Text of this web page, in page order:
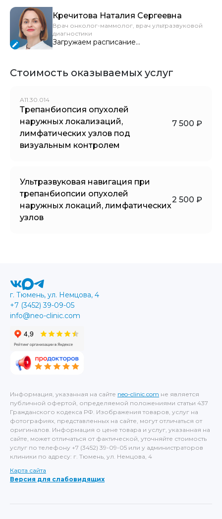
Кречитова Наталия Сергеевна
Врач онколог-маммолог, врач ультразвуковой
диагностики
Загружаем расписание...
Стоимость оказываемых услуг
A11.30.014
Трепанбиопсия опухолей
наружных локализаций,
лимфатических узлов под
визуальным контролем
7 500 ₽
Ультразвуковая навигация при
трепанбиопсии опухолей
наружных локаций, лимфатических
узлов
2 500 ₽
Информация, указанная на сайте neo-clinic.com не является
публичной офертой, определяемой положениями статьи 437
Гражданского кодекса РФ. Изображения товаров, услуг на
фотографиях, представленных на сайте, могут отличаться от
оригиналов. Информация о цене товара и услуг, указанная на
сайте, может отличаться от фактической, уточняйте стоимость
услуг по телефону +7 (3452) 39-09-05 или у администраторов
клиники по адресу: г. Тюмень, ул. Немцова, 4
Карта сайта
Версия для слабовидящих
г. Тюмень, ул. Немцова, 4
+7 (3452) 39-09-05
info@neo-clinic.com